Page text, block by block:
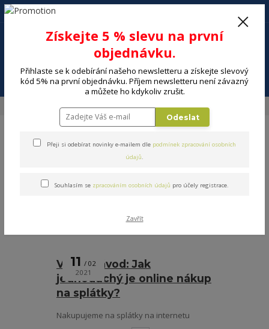
Menu
+420 602 494 600
Blog
Video návod: Jak
jednoduchý je online nákup
na splátky?
11
02
2021
Nakupujeme na splátky na internetu
Získejte 5 % slevu na první
objednávku.
Přihlaste se k odebírání našeho newsletteru a získejte slevový
kód 5% na první objednávku. Příjem newsletteru není závazný
a můžete ho kdykoliv zrušit.
Odeslat
Přeji si odebírat novinky e-mailem dle podmínek zpracování osobních
údajů.
Souhlasím se zpracováním osobních údajů pro účely registrace.
Zavřít